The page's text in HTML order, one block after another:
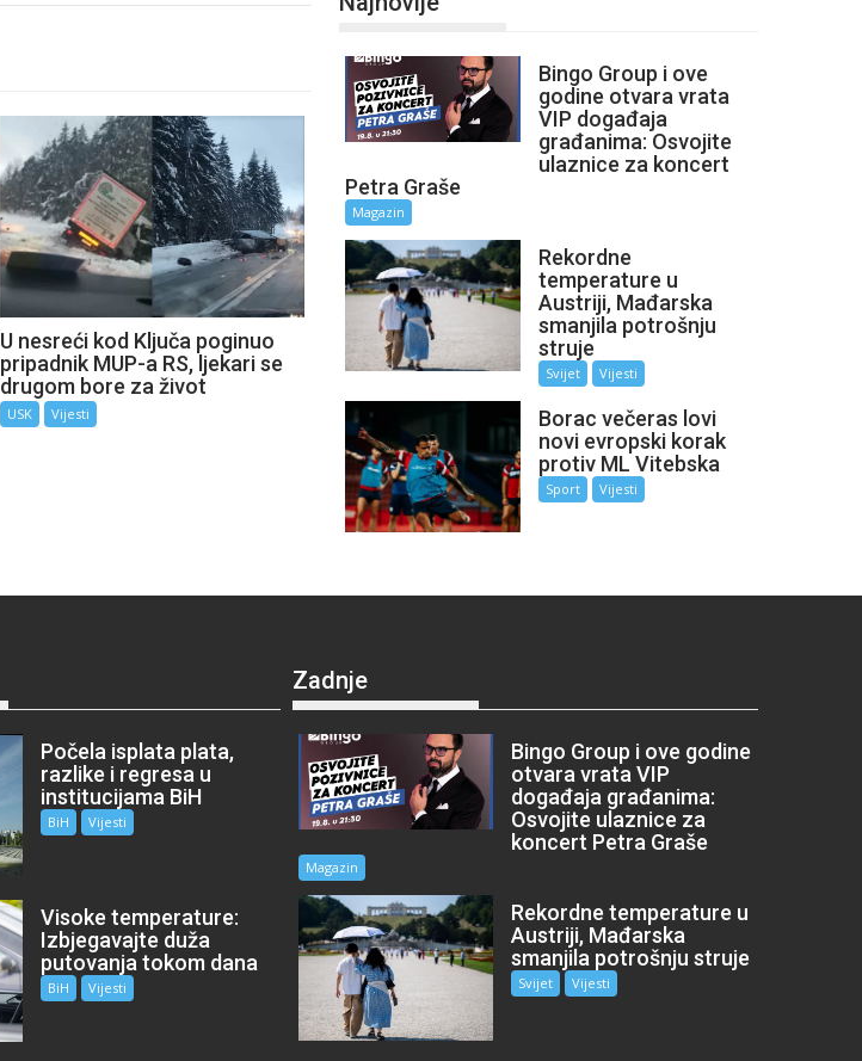
U nesreći kod Ključa poginuo
pripadnik MUP-a RS, ljekari se
drugom bore za život
USK Vijesti
Bingo Group i ove
godine otvara vrata
VIP događaja
građanima: Osvojite
ulaznice za koncert
Petra Graše
Magazin
Rekordne
temperature u
Austriji, Mađarska
smanjila potrošnju
struje
Svijet Vijesti
Borac večeras lovi
novi evropski korak
protiv ML Vitebska
Sport Vijesti
Počela isplata plata,
razlike i regresa u
institucijama BiH
BiH Vijesti
Visoke temperature:
Izbjegavajte duža
putovanja tokom dana
BiH Vijesti
Zadnje
Bingo Group i ove godine
otvara vrata VIP
događaja građanima:
Osvojite ulaznice za
koncert Petra Graše
Magazin
Rekordne temperature u
Austriji, Mađarska
smanjila potrošnju struje
Svijet Vijesti